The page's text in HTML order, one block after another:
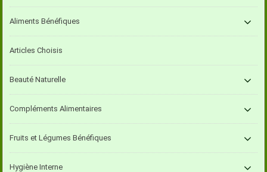
Aliments Bénéfiques
Articles Choisis
Beauté Naturelle
Compléments Alimentaires
Fruits et Légumes Bénéfiques
Hygiène Interne